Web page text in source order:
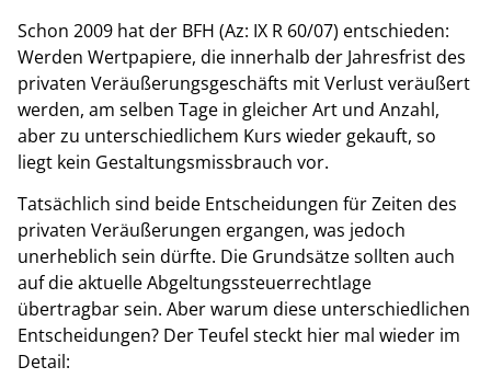
Schon 2009 hat der BFH (Az: IX R 60/07) entschieden:
Werden Wertpapiere, die innerhalb der Jahresfrist des
privaten Veräußerungsgeschäfts mit Verlust veräußert
werden, am selben Tage in gleicher Art und Anzahl,
aber zu unterschiedlichem Kurs wieder gekauft, so
liegt kein Gestaltungsmissbrauch vor.
Tatsächlich sind beide Entscheidungen für Zeiten des
privaten Veräußerungen ergangen, was jedoch
unerheblich sein dürfte. Die Grundsätze sollten auch
auf die aktuelle Abgeltungssteuerrechtlage
übertragbar sein. Aber warum diese unterschiedlichen
Entscheidungen? Der Teufel steckt hier mal wieder im
Detail: